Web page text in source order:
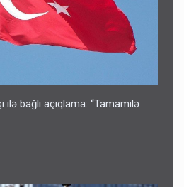
bağlı açıqlama: “Tamamilə